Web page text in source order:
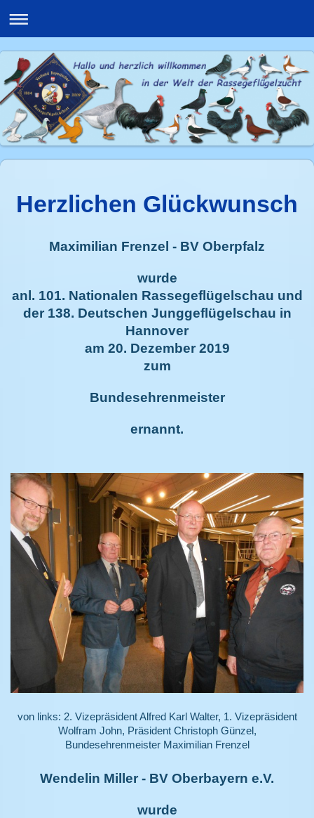
Herzlichen Glückwunsch
Maximilian Frenzel - BV Oberpfalz
wurde
anl. 101. Nationalen Rassegeflügelschau und
der 138. Deutschen Junggeflügelschau in
Hannover
am 20. Dezember 2019
zum
Bundesehrenmeister
ernannt.
von links: 2. Vizepräsident Alfred Karl Walter, 1. Vizepräsident
Wolfram John, Präsident Christoph Günzel,
Bundesehrenmeister Maximilian Frenzel
Wendelin Miller - BV Oberbayern e.V.
wurde